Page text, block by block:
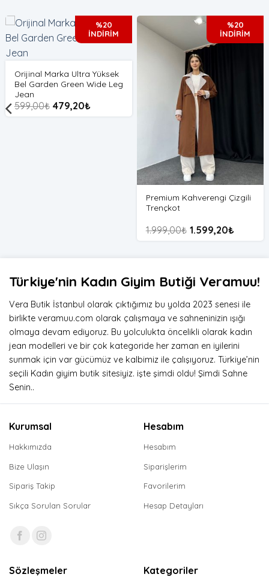
%20
İNDİRİM
Orijinal Marka Ultra Yüksek
Bel Garden Green Wide Leg
Jean
599,00₺ 479,20₺
%20
İNDİRİM
Premium Kahverengi Çizgili
Trençkot
1.999,00₺ 1.599,20₺
Türkiye'nin Kadın Giyim Butiği Veramuu!
Vera Butik İstanbul olarak çıktığımız bu yolda 2023 senesi ile
birlikte veramuu.com olarak çalışmaya ve sahneninizin ışığı
olmaya devam ediyoruz. Bu yolculukta öncelikli olarak kadın
jean modelleri ve bir çok kategoride her zaman en iyilerini
sunmak için var gücümüz ve kalbimiz ile çalışıyoruz. Türkiye’nin
seçili Kadın giyim butik sitesiyiz. işte şimdi oldu! Şimdi Sahne
Senin..
Kurumsal
Hakkımızda
Bize Ulaşın
Sipariş Takip
Sıkça Sorulan Sorular
Hesabım
Hesabım
Siparişlerim
Favorilerim
Hesap Detayları
Sözleşmeler Kategoriler